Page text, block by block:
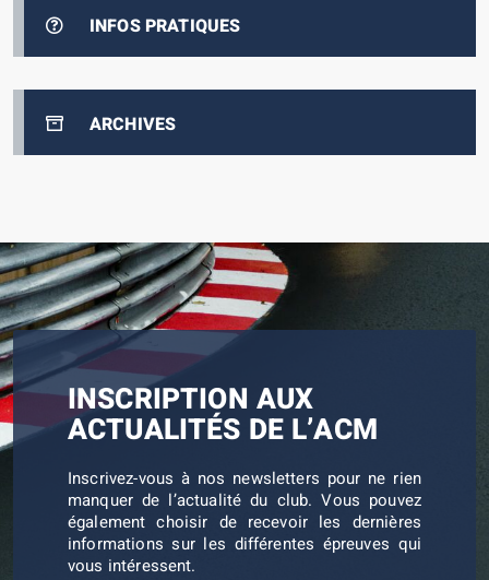
INFOS PRATIQUES
ARCHIVES
INSCRIPTION AUX
ACTUALITÉS DE L’ACM
Inscrivez-vous à nos newsletters pour ne rien
manquer de l’actualité du club. Vous pouvez
également choisir de recevoir les dernières
informations sur les différentes épreuves qui
vous intéressent.